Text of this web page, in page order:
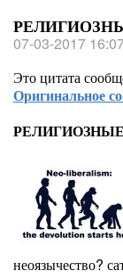
07-03-2017
Это цитата
Оригинальное
неоязычество?